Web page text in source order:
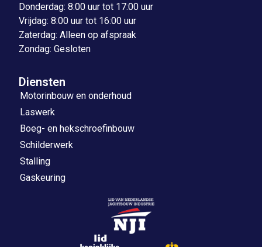
Donderdag: 8:00 uur tot 17:00 uur
Vrijdag: 8:00 uur tot 16:00 uur
Zaterdag: Alleen op afspraak
Zondag: Gesloten
Diensten
Motorinbouw en onderhoud
Laswerk
Boeg- en hekschroefinbouw
Schilderwerk
Stalling
Gaskeuring